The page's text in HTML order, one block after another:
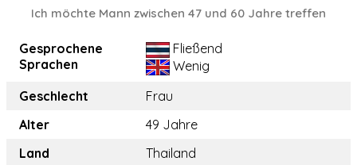
Ich möchte Mann zwischen 47 und 60 Jahre treffen
Gesprochene
Sprachen
Fließend
Wenig
Geschlecht
Frau
Alter
49 Jahre
Land
Thailand